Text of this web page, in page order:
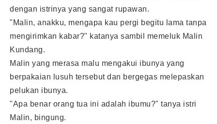
dengan istrinya yang sangat rupawan.
"Malin, anakku, mengapa kau pergi begitu lama tanpa
mengirimkan kabar?" katanya sambil memeluk Malin
Kundang.
Malin yang merasa malu mengakui ibunya yang
berpakaian lusuh tersebut dan bergegas melepaskan
pelukan ibunya.
"Apa benar orang tua ini adalah ibumu?" tanya istri
Malin, bingung.